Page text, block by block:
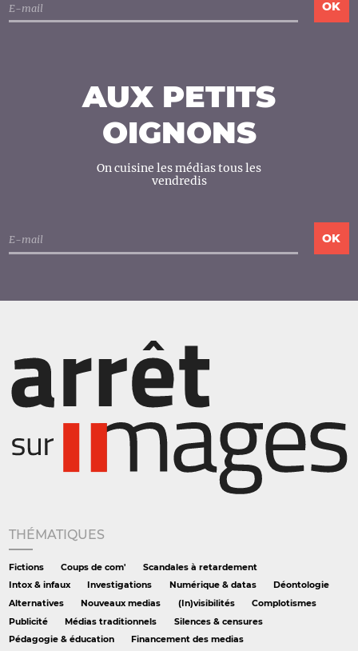
AUX PETITS
OIGNONS
On cuisine les médias tous les
vendredis
THÉMATIQUES
Fictions Coups de com'
Scandales à retardement
Intox & infaux
Investigations Numérique & datas
Déontologie
Alternatives
Nouveaux medias (In)visibilités
Complotismes
Publicité
Médias traditionnels
Silences & censures
Pédagogie & éducation
Financement des medias